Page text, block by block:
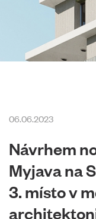
06.06.2023
Návrhem
Myjava na
3. místo v